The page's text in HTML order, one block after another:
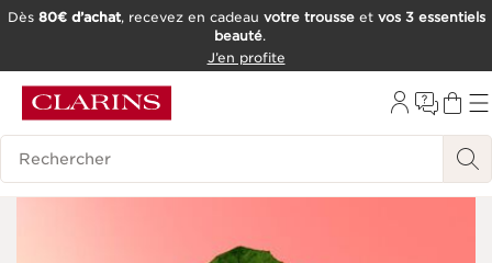
OUTIL D'ACCESSIBILITÉ
Dès 80€ d’achat, recevez en cadeau votre trousseet vos 3 essentiels
beauté.
J’en profite
Historique des recherches